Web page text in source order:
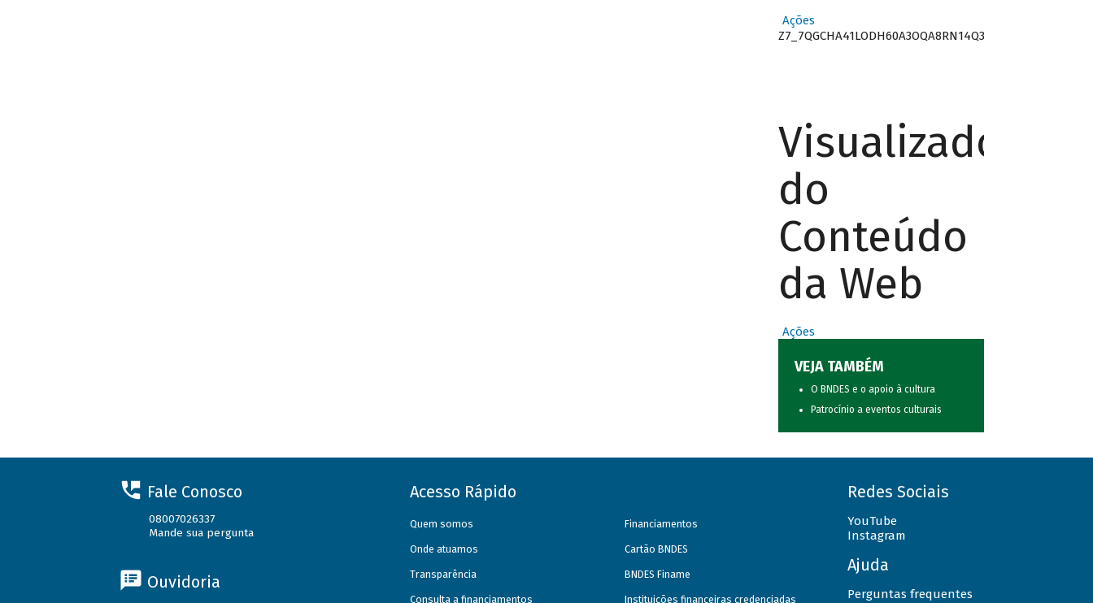
Ações
Z7_7QGCHA41LODH60A3OQA8RN14Q3
Visualizador
do
Conteúdo
da Web
Ações
VEJA TAMBÉM
O BNDES e o apoio à cultura
Patrocínio a eventos culturais
Fale Conosco
08007026337
Mande sua pergunta
Ouvidoria
Acesso Rápido
Quem somos
Onde atuamos
Transparência
Consulta a financiamentos
Financiamentos
Cartão BNDES
BNDES Finame
Instituições financeiras credenciadas
Redes Sociais
YouTube
Instagram
Ajuda
Perguntas frequentes